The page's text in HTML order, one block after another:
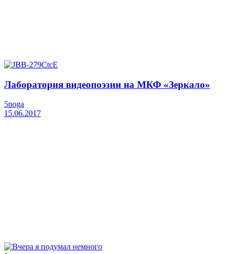
Лаборатория видеопоэзии на МКФ «Зеркало»
5noga
15.06.2017